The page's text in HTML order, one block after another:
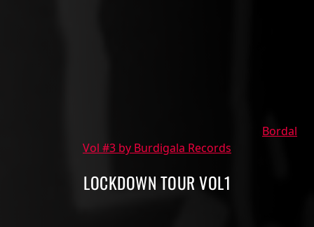
Bordal
Vol #3 by Burdigala Records
LOCKDOWN TOUR VOL1